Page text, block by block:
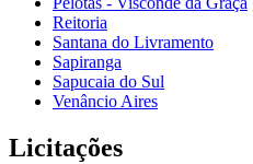
Reitoria
Santana do Livramento
Sapiranga
Sapucaia do Sul
Venâncio Aires
Licitações